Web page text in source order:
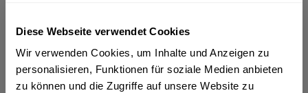
Diese Webseite verwendet Cookies
Wir verwenden Cookies, um Inhalte und Anzeigen zu
personalisieren, Funktionen für soziale Medien anbieten
zu können und die Zugriffe auf unsere Website zu
MEHRWEG
+3,10 € Pfand